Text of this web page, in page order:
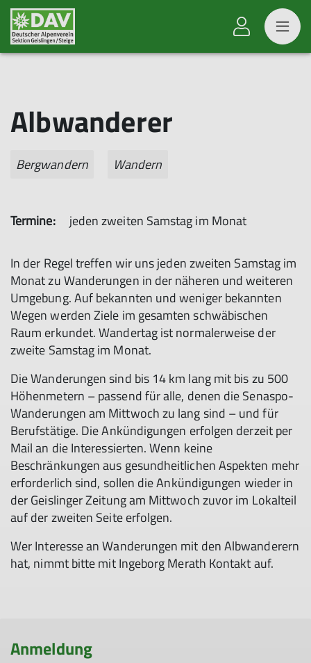
Albwanderer
Bergwandern Wandern
Termine: jeden zweiten Samstag im Monat
In der Regel treffen wir uns jeden zweiten Samstag im
Monat zu Wanderungen in der näheren und weiteren
Umgebung. Auf bekannten und weniger bekannten
Wegen werden Ziele im gesamten schwäbischen
Raum erkundet. Wandertag ist normalerweise der
zweite Samstag im Monat.
Die Wanderungen sind bis 14 km lang mit bis zu 500
Höhenmetern – passend für alle, denen die Senaspo-
Wanderungen am Mittwoch zu lang sind – und für
Berufstätige. Die Ankündigungen erfolgen derzeit per
Mail an die Interessierten. Wenn keine
Beschränkungen aus gesundheitlichen Aspekten mehr
erforderlich sind, sollen die Ankündigungen wieder in
der Geislinger Zeitung am Mittwoch zuvor im Lokalteil
auf der zweiten Seite erfolgen.
Wer Interesse an Wanderungen mit den Albwanderern
hat, nimmt bitte mit Ingeborg Merath Kontakt auf.
Anmeldung